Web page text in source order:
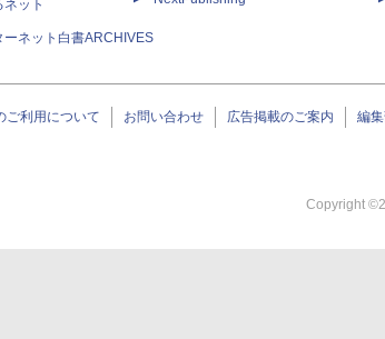
ット
ーネット白書ARCHIVES
ご利用について お問い合わせ 広告掲載のご案内 編
Copyright ©